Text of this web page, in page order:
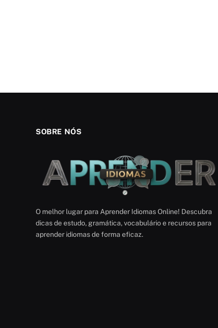
SOBRE NÓS
O melhor lugar para Aprender Idiomas Online! Descubra
dicas de estudo, gramática, vocabulário e recursos para
aprender idiomas de forma eficaz.